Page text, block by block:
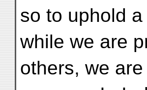
so to uphold
while we are
others, we